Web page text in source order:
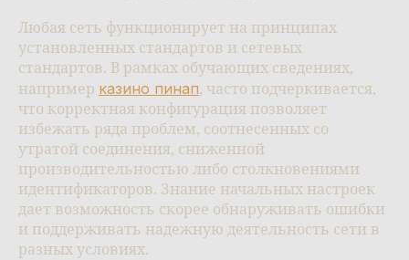
Любая сеть функционирует на принципах
установленных стандартов и сетевых
стандартов. В рамках обучающих сведениях,
например казино пинап, часто подчеркивается,
что корректная конфигурация позволяет
избежать ряда проблем, соотнесенных со
утратой соединения, сниженной
производительностью либо столкновениями
идентификаторов. Знание начальных настроек
дает возможность скорее обнаруживать ошибки
и поддерживать надежную деятельность сети в
разных условиях.